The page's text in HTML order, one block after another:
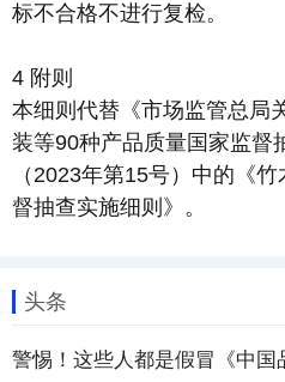
标不合格不进行复检。
4 附则
本细则代替《市场监管总局
装等90种产品质量国家监督
（2023年第15号）中的《
督抽查实施细则》。
头条
警惕！这些人都是假冒《中国